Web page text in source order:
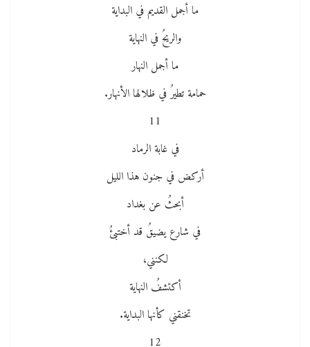
ما أجمل القديم في البداية
والريحُ في النهاية
ما أجمل النهار
حمامة تطيرُ في ظلالها الأنهار.
11
في غابة الرماد
أركض في جنون هذا الليل
أبحثُ عن بغداد
في شارع يضيقُ قد أختبئُ
لكنني،
أكتشفُ النهاية
تخنقني كأنها البداية.
12